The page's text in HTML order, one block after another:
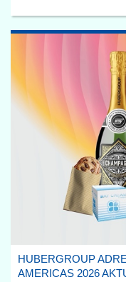
HUBERGROUP
AMERICAS 2026